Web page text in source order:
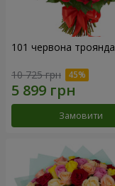
101 червона троянда
10 725 грн
Замовити